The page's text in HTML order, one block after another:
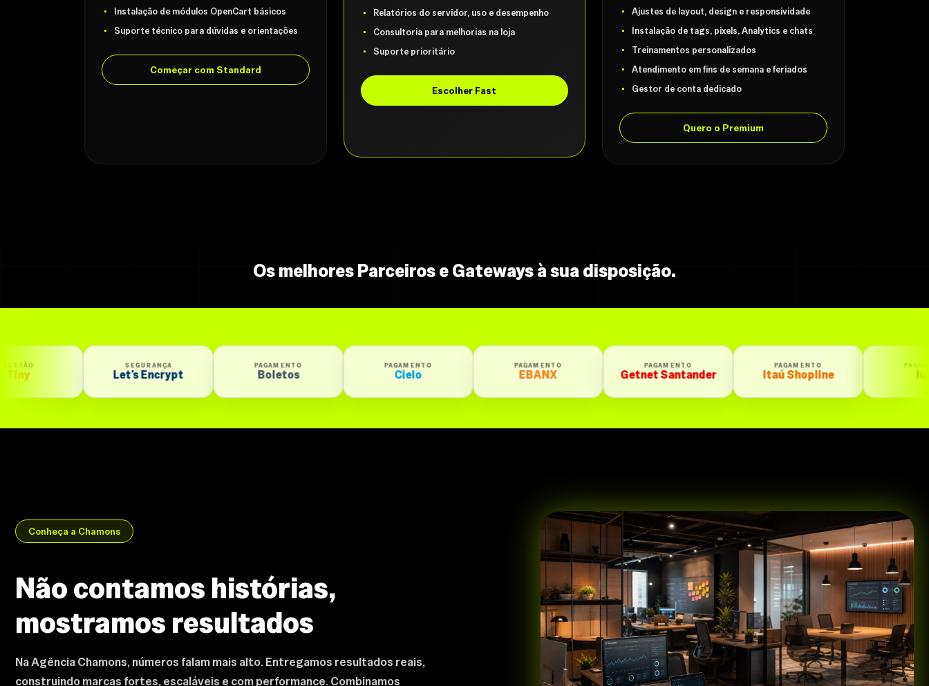
Instalação de módulos OpenCart básicos
Suporte técnico para dúvidas e orientações
Começar com Standard
Relatórios do servidor, uso e desempenho
Consultoria para melhorias na loja
Suporte prioritário
Escolher Fast
Ajustes de layout, design e responsividade
Instalação de tags, pixels, Analytics e chats
Treinamentos personalizados
Atendimento em fins de semana e feriados
Gestor de conta dedicado
Quero o Premium
Os melhores Parceiros e Gateways à sua disposição.
Boletos Getnet Santander Itaú Shopline
Conheça a Chamons
Não contamos histórias,
mostramos resultados
Na Agência Chamons, números falam mais alto. Entregamos resultados reais,
construindo marcas fortes, escaláveis e com performance. Combinamos